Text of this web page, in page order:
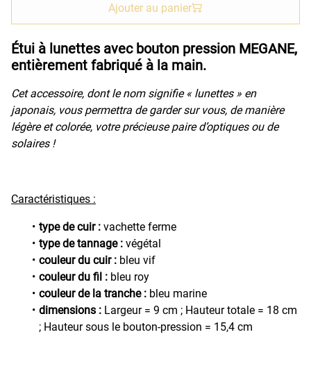
Ajouter au panier
Étui à lunettes avec bouton pression MEGANE,
entièrement fabriqué à la main.
Cet accessoire, dont le nom signifie « lunettes » en
japonais, vous permettra de garder sur vous, de manière
légère et colorée, votre précieuse paire d’optiques ou de
solaires !
Caractéristiques :
type de cuir : vachette ferme
type de tannage : végétal
couleur du cuir : bleu vif
couleur du fil : bleu roy
couleur de la tranche : bleu marine
dimensions : Largeur = 9 cm ; Hauteur totale = 18 cm
; Hauteur sous le bouton-pression = 15,4 cm